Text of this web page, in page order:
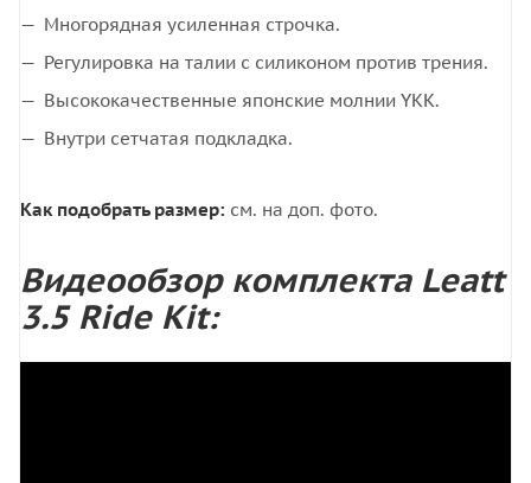
Многорядная усиленная строчка.
Регулировка на талии с силиконом против трения.
Высококачественные японские молнии YKK.
Внутри сетчатая подкладка.
Как подобрать размер: см. на доп. фото.
Видеообзор комплекта Leatt
3.5 Ride Kit: